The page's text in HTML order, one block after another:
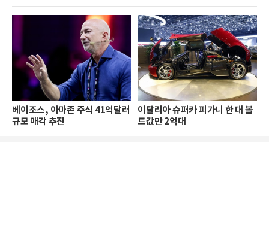
베이조스, 아마존 주식 41억달러
규모 매각 추진
이탈리아 슈퍼카 피가니 한 대 볼
트값만 2억대